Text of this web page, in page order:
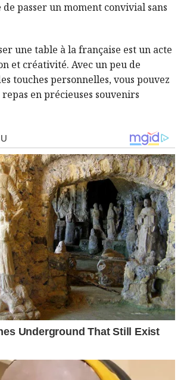
de passer un moment convivial sans
une table à la française est un acte
et créativité. Avec un peu de
touches personnelles, vous pouvez
en précieuses souvenirs